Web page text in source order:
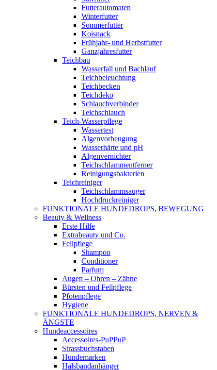
Futterautomaten
Winterfutter
Sommerfutter
Koisnack
Frühjahr- und Herbstfutter
Ganzjahresfutter
Teichbau
Wasserfall und Bachlauf
Teichbeleuchtung
Teichbecken
Teichdeko
Schlauchverbinder
Teichschlauch
Teich-Wasserpflege
Wassertest
Algenvorbeugung
Wasserhärte und pH
Algenvernichter
Teichschlammentferner
Reinigungsbakterien
Teichreiniger
Teichschlammsauger
Hochdruckreiniger
FUNKTIONALE HUNDEDROPS, BEWEGUNG
Beauty & Wellness
Erste Hilfe
Extrabeauty und Co.
Fellpflege
Shampoo
Conditioner
Parfum
Augen – Ohren – Zähne
Bürsten und Fellpflege
Pfotenpflege
Hygiene
FUNKTIONALE HUNDEDROPS, NERVEN &
ÄNGSTE
Hundeaccessoires
Accessoires-PuPPuP
Strassbuchstaben
Hundemarken
Halsbandanhänger